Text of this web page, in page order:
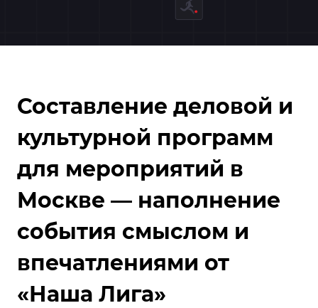
Составление деловой и
культурной программ
для мероприятий в
Москве — наполнение
события смыслом и
впечатлениями от
«Наша Лига»